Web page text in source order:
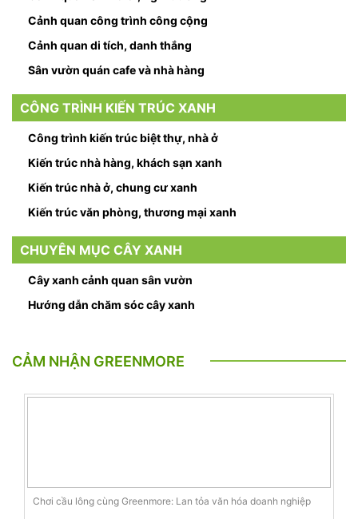
Cảnh quan công trình công cộng
Cảnh quan di tích, danh thắng
Sân vườn quán cafe và nhà hàng
CÔNG TRÌNH KIẾN TRÚC XANH
Công trình kiến trúc biệt thự, nhà ở
Kiến trúc nhà hàng, khách sạn xanh
Kiến trúc nhà ở, chung cư xanh
Kiến trúc văn phòng, thương mại xanh
CHUYÊN MỤC CÂY XANH
Cây xanh cảnh quan sân vườn
Hướng dẫn chăm sóc cây xanh
CẢM NHẬN GREENMORE
Chơi cầu lông cùng Greenmore: Lan tỏa văn hóa doanh nghiệp